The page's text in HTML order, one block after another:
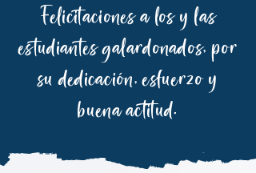
Felicitaciones a los y las
estudiantes galardonados, por
su dedicación, esfuerzo y
buena actitud.